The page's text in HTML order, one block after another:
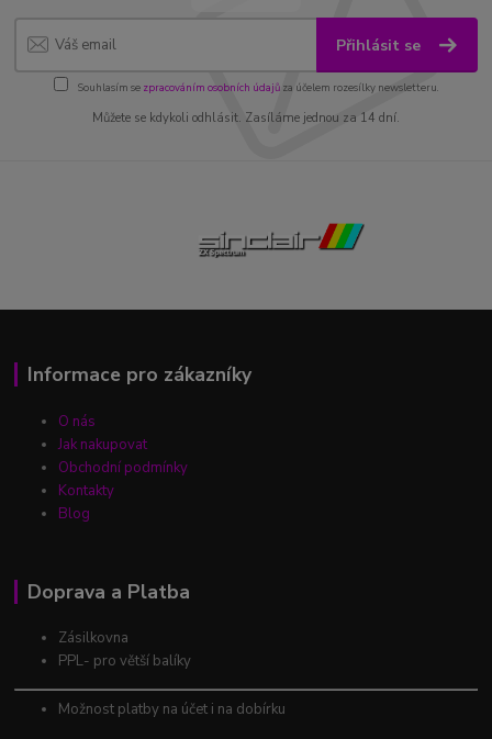
Přihlásit se
Souhlasím se zpracováním osobních údajůza účelem rozesílky newsletteru.
Můžete se kdykoli odhlásit. Zasíláme jednou za 14 dní.
Informace pro zákazníky
O nás
Jak nakupovat
Obchodní podmínky
Kontakty
Blog
Doprava a Platba
Zásilkovna
PPL- pro větší balíky
Možnost platby na účet i na dobírku